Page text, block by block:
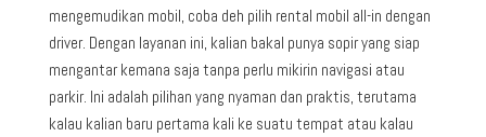
mengemudikan mobil, coba deh pilih rental mobil all-in dengan
driver. Dengan layanan ini, kalian bakal punya sopir yang siap
mengantar kemana saja tanpa perlu mikirin navigasi atau
parkir. Ini adalah pilihan yang nyaman dan praktis, terutama
kalau kalian baru pertama kali ke suatu tempat atau kalau